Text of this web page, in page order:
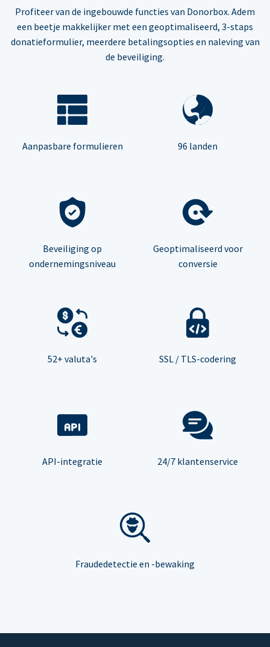
Profiteer van de ingebouwde functies van Donorbox. Adem
een beetje makkelijker met een geoptimaliseerd, 3-staps
donatieformulier, meerdere betalingsopties en naleving van
de beveiliging.
Aanpasbare formulieren 96 landen
Beveiliging op
ondernemingsniveau
Geoptimaliseerd voor
conversie
52+ valuta's SSL / TLS-codering
API-integratie 24/7 klantenservice
Fraudedetectie en -bewaking